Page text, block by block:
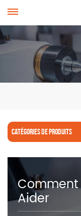
CATÉGORIES DE PRODUITS
Comment
Aider